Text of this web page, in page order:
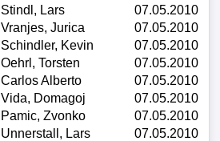
Stindl, Lars
07.05.2010
Vranjes, Jurica
07.05.2010
Schindler, Kevin
07.05.2010
Oehrl, Torsten
07.05.2010
Carlos Alberto
07.05.2010
Vida, Domagoj
07.05.2010
Pamic, Zvonko
07.05.2010
Unnerstall, Lars
07.05.2010